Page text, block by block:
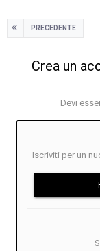
PRECEDENTE
Crea un
Devi
Iscriviti per un